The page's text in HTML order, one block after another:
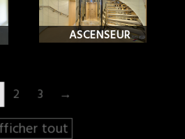
ASCENSEUR
2 3 →
tout